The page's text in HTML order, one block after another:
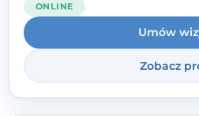
pierwszym
atmosfery
relacjach z
również
zasobach.
ONLINE
Umów
Zobacz